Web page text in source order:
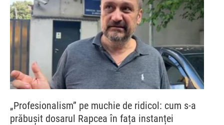
„Profesionalism” pe muchie de ridicol: cum s-a
prăbușit dosarul Rapcea în fața instanței